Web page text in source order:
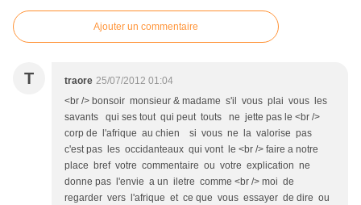
Ajouter un commentaire
T traore 25/07/2012 01:04
<br /> bonsoir monsieur & madame s'il vous plai vous les
savants qui ses tout qui peut touts ne jette pas le <br />
corp de l'afrique au chien si vous ne la valorise pas
c'est pas les occidanteaux qui vont le <br /> faire a notre
place bref votre commentaire ou votre explication ne
donne pas l'envie a un iletre comme <br /> moi de
regarder vers l'afrique et ce que vous essayer de dire ou